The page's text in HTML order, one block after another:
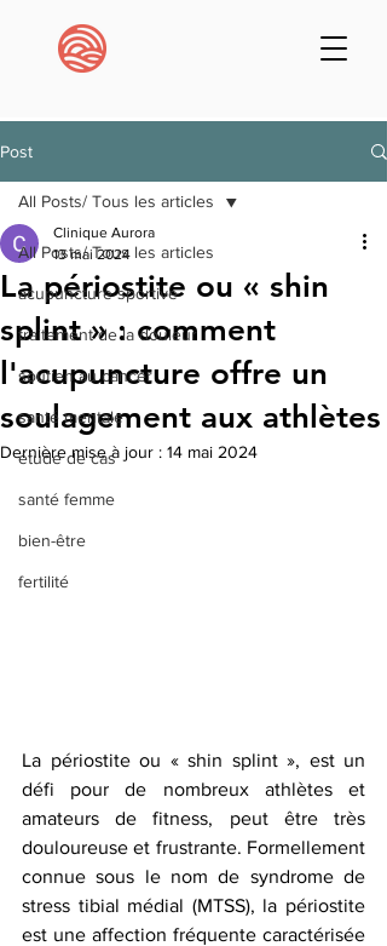
Post
All Posts/ Tous les articles
acupuncture sportive
traitement de la douleur
soutien au cancer
santé mentale
étude de cas
santé femme
bien-être
fertilité
All Posts/ Tous les articles
La périostite ou « shin
splint » : comment
l'acupuncture offre un
soulagement aux athlètes
Clinique Aurora
13 mai 2024
Dernière mise à jour : 14 mai 2024
La périostite ou « shin splint », est un
défi pour de nombreux athlètes et
amateurs de fitness, peut être très
douloureuse et frustrante. Formellement
connue sous le nom de syndrome de
stress tibial médial (MTSS), la périostite
est une affection fréquente caractérisée